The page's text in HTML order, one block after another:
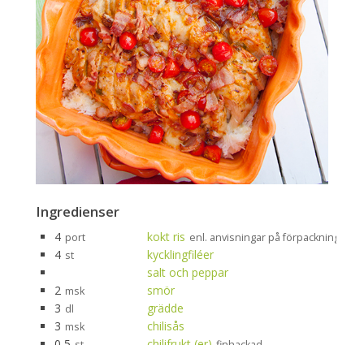
Ingredienser
4 port kokt ris enl. anvisningar på förpackningen
4 st
kycklingfiléer
salt och peppar
2 msk
smör
3 dl
grädde
3 msk
chilisås